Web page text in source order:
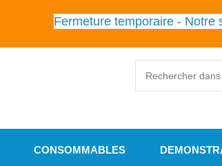
Fermeture temporaire - Notre
CONSOMMABLES